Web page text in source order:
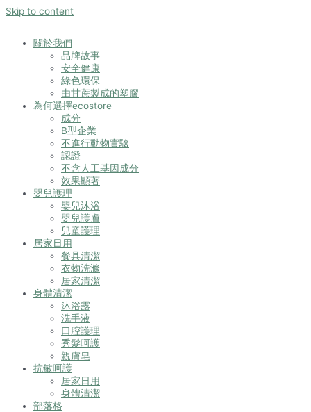
Skip to content
關於我們
品牌故事
安全健康
綠色環保
由甘蔗製成的塑膠
為何選擇ecostore
成分
B型企業
不進行動物實驗
認證
不含人工基因成分
效果顯著
嬰兒護理
嬰兒沐浴
嬰兒護膚
兒童護理
居家日用
餐具清潔
衣物洗滌
居家清潔
身體清潔
沐浴露
洗手液
口腔護理
秀髮呵護
親膚皂
抗敏呵護
居家日用
身體清潔
部落格